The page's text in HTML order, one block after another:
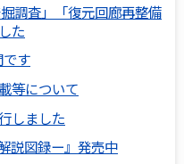
調査」「復元回廊再整備
た
す
等について
しました
説図録ー』発売中